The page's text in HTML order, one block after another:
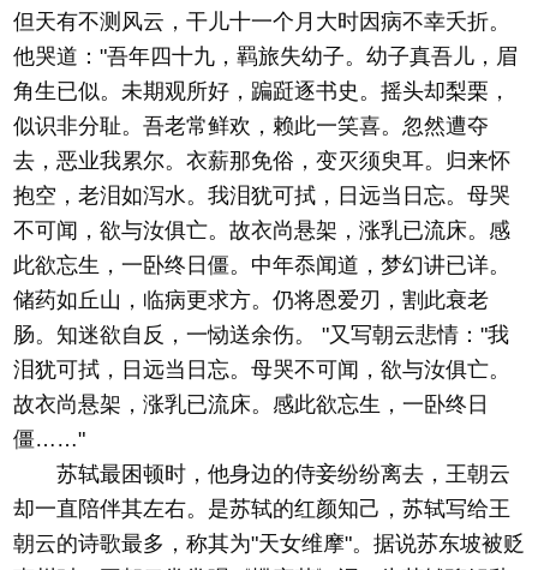
但天有不测风云，干儿十一个月大时因病不幸夭折。
他哭道："吾年四十九，羁旅失幼子。幼子真吾儿，眉
角生已似。未期观所好，蹁跹逐书史。摇头却梨栗，
似识非分耻。吾老常鲜欢，赖此一笑喜。忽然遭夺
去，恶业我累尔。衣薪那免俗，变灭须臾耳。归来怀
抱空，老泪如泻水。我泪犹可拭，日远当日忘。母哭
不可闻，欲与汝俱亡。故衣尚悬架，涨乳已流床。感
此欲忘生，一卧终日僵。中年忝闻道，梦幻讲已详。
储药如丘山，临病更求方。仍将恩爱刃，割此衰老
肠。知迷欲自反，一恸送余伤。 "又写朝云悲情："我
泪犹可拭，日远当日忘。母哭不可闻，欲与汝俱亡。
故衣尚悬架，涨乳已流床。感此欲忘生，一卧终日
僵……"
苏轼最困顿时，他身边的侍妾纷纷离去，王朝云
却一直陪伴其左右。是苏轼的红颜知己，苏轼写给王
朝云的诗歌最多，称其为"天女维摩"。据说苏东坡被贬